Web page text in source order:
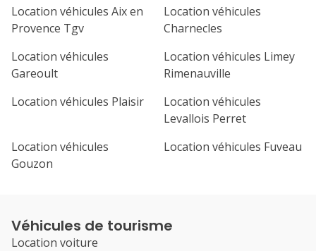
Location véhicules Aix en
Provence Tgv
Location véhicules
Charnecles
Location véhicules
Gareoult
Location véhicules Limey
Rimenauville
Location véhicules Plaisir
Location véhicules
Levallois Perret
Location véhicules
Gouzon
Location véhicules Fuveau
Véhicules de tourisme
Location voiture